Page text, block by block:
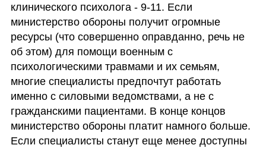
клинического психолога - 9-11. Если
министерство обороны получит огромные
ресурсы (что совершенно оправданно, речь не
об этом) для помощи военным с
психологическими травмами и их семьям,
многие специалисты предпочтут работать
именно с силовыми ведомствами, а не с
гражданскими пациентами. В конце концов
министерство обороны платит намного больше.
Если специалисты станут еще менее доступны